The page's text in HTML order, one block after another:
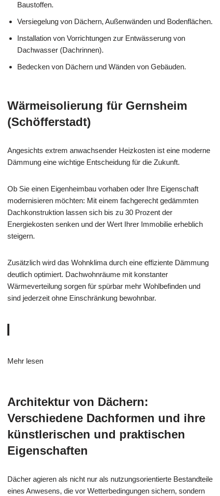
Baustoffen.
Versiegelung von Dächern, Außenwänden und Bodenflächen.
Installation von Vorrichtungen zur Entwässerung von
Dachwasser (Dachrinnen).
Bedecken von Dächern und Wänden von Gebäuden.
Wärmeisolierung für Gernsheim
(Schöfferstadt)
Angesichts extrem anwachsender Heizkosten ist eine moderne
Dämmung eine wichtige Entscheidung für die Zukunft.
Ob Sie einen Eigenheimbau vorhaben oder Ihre Eigenschaft
modernisieren möchten: Mit einem fachgerecht gedämmten
Dachkonstruktion lassen sich bis zu 30 Prozent der
Energiekosten senken und der Wert Ihrer Immobilie erheblich
steigern.
Zusätzlich wird das Wohnklima durch eine effiziente Dämmung
deutlich optimiert. Dachwohnräume mit konstanter
Wärmeverteilung sorgen für spürbar mehr Wohlbefinden und
sind jederzeit ohne Einschränkung bewohnbar.
Mehr lesen
Architektur von Dächern:
Verschiedene Dachformen und ihre
künstlerischen und praktischen
Eigenschaften
Dächer agieren als nicht nur als nutzungsorientierte Bestandteile
eines Anwesens, die vor Wetterbedingungen sichern, sondern